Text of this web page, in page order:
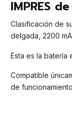
IMPRES
Clasificación de
delgada, 2200
Esta es la batería
Compatible
de